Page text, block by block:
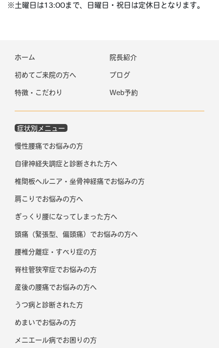
※土曜日は13:00まで、日曜日・祝日は定休日となります。
ホーム 院長紹介
初めてご来院の方へ ブログ
特徴・こだわり Web予約
症状別メニュー
慢性腰痛でお悩みの方
自律神経失調症と診断された方へ
椎間板ヘルニア・坐骨神経痛でお悩みの方
肩こりでお悩みの方へ
ぎっくり腰になってしまった方へ
頭痛（緊張型、偏頭痛）でお悩みの方へ
腰椎分離症・すべり症の方
脊柱管狭窄症でお悩みの方
産後の腰痛でお悩みの方へ
うつ病と診断された方
めまいでお悩みの方
メニエール病でお困りの方